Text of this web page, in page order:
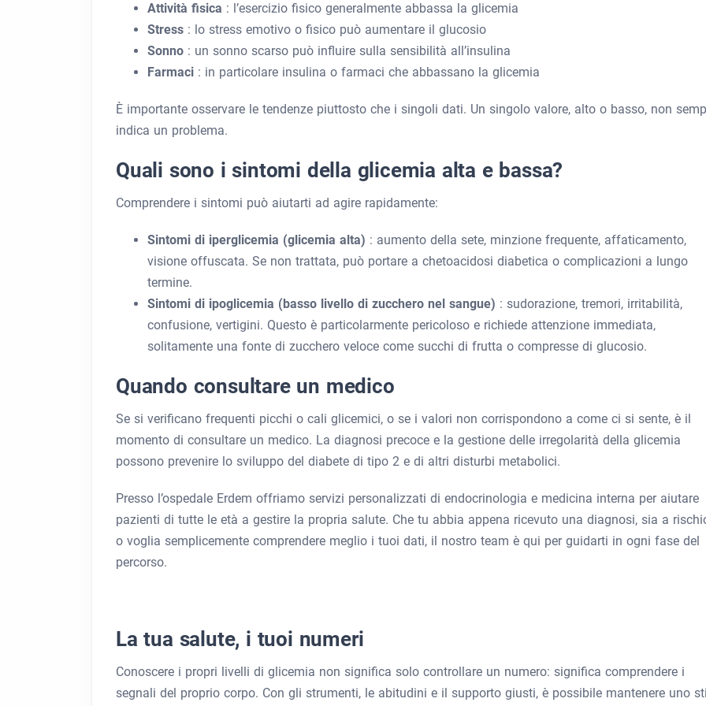
Attività fisica : l’esercizio fisico generalmente abbassa la glicemia
Stress : lo stress emotivo o fisico può aumentare il glucosio
Sonno : un sonno scarso può influire sulla sensibilità all’insulina
Farmaci : in particolare insulina o farmaci che abbassano la glicemia
È importante osservare le tendenze piuttosto che i singoli dati. Un singolo valore, alto o basso, non
indica un problema.
Quali sono i sintomi della glicemia alta e bassa?
Comprendere i sintomi può aiutarti ad agire rapidamente:
Sintomi di iperglicemia (glicemia alta) : aumento della sete, minzione frequente, affaticamento,
visione offuscata. Se non trattata, può portare a chetoacidosi diabetica o complicazioni a lungo
termine.
Sintomi di ipoglicemia (basso livello di zucchero nel sangue) : sudorazione, tremori, irritabilità,
confusione, vertigini. Questo è particolarmente pericoloso e richiede attenzione immediata,
solitamente una fonte di zucchero veloce come succhi di frutta o compresse di glucosio.
Quando consultare un medico
Se si verificano frequenti picchi o cali glicemici, o se i valori non corrispondono a come ci si sente, è il
momento di consultare un medico. La diagnosi precoce e la gestione delle irregolarità della glicemia
possono prevenire lo sviluppo del diabete di tipo 2 e di altri disturbi metabolici.
Presso l’ospedale Erdem offriamo servizi personalizzati di endocrinologia e medicina interna per aiutare
pazienti di tutte le età a gestire la propria salute. Che tu abbia appena ricevuto una diagnosi, sia a
o voglia semplicemente comprendere meglio i tuoi dati, il nostro team è qui per guidarti in ogni fase del
percorso.
La tua salute, i tuoi numeri
Conoscere i propri livelli di glicemia non significa solo controllare un numero: significa comprendere i
segnali del proprio corpo. Con gli strumenti, le abitudini e il supporto giusti, è possibile mantenere uno